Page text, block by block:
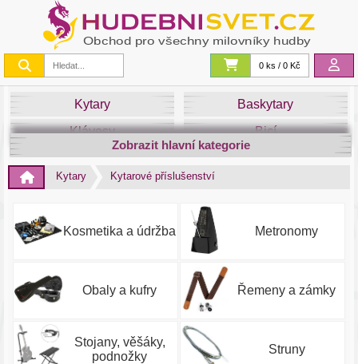
0 ks / 0 Kč
Kytary
Baskytary
Klávesy
Bicí
Smyčce
Dechy
Zobrazit hlavní kategorie
Kytary Kytarové příslušenství
Kosmetika a údržba Metronomy
Obaly a kufry Řemeny a zámky
Stojany, věšáky,
podnožky
Struny